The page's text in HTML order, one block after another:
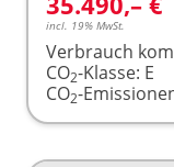
incl. 19% MwSt.
Verbrauch
CO2-Klasse: E
CO2-